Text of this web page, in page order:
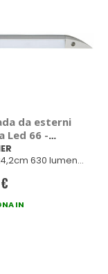
da esterni
Led 66 -
630 lumen
IN